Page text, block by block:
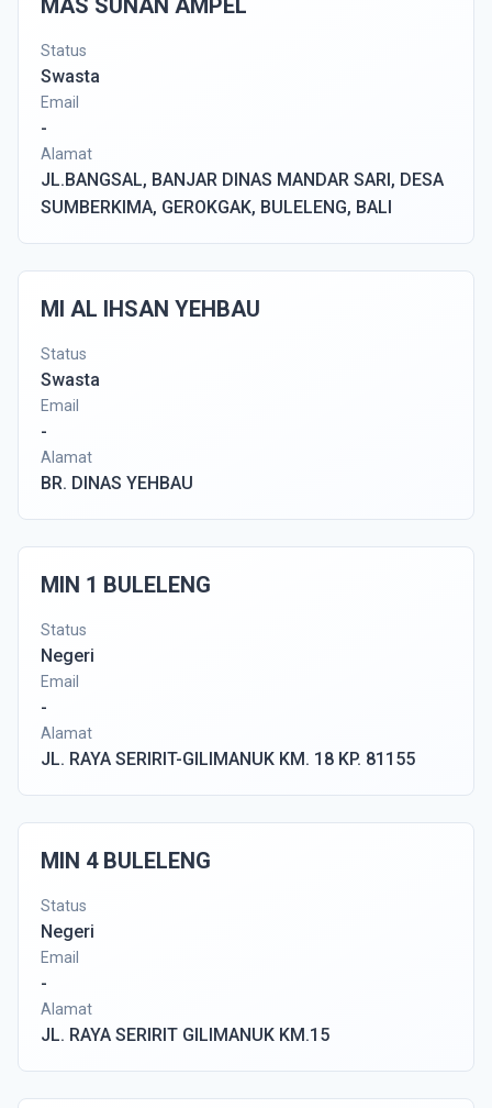
MAS SUNAN AMPEL
Status
Swasta
Email
-
Alamat
JL.BANGSAL, BANJAR DINAS MANDAR SARI, DESA
SUMBERKIMA, GEROKGAK, BULELENG, BALI
MI AL IHSAN YEHBAU
Status
Swasta
Email
-
Alamat
BR. DINAS YEHBAU
MIN 1 BULELENG
Status
Negeri
Email
-
Alamat
JL. RAYA SERIRIT-GILIMANUK KM. 18 KP. 81155
MIN 4 BULELENG
Status
Negeri
Email
-
Alamat
JL. RAYA SERIRIT GILIMANUK KM.15